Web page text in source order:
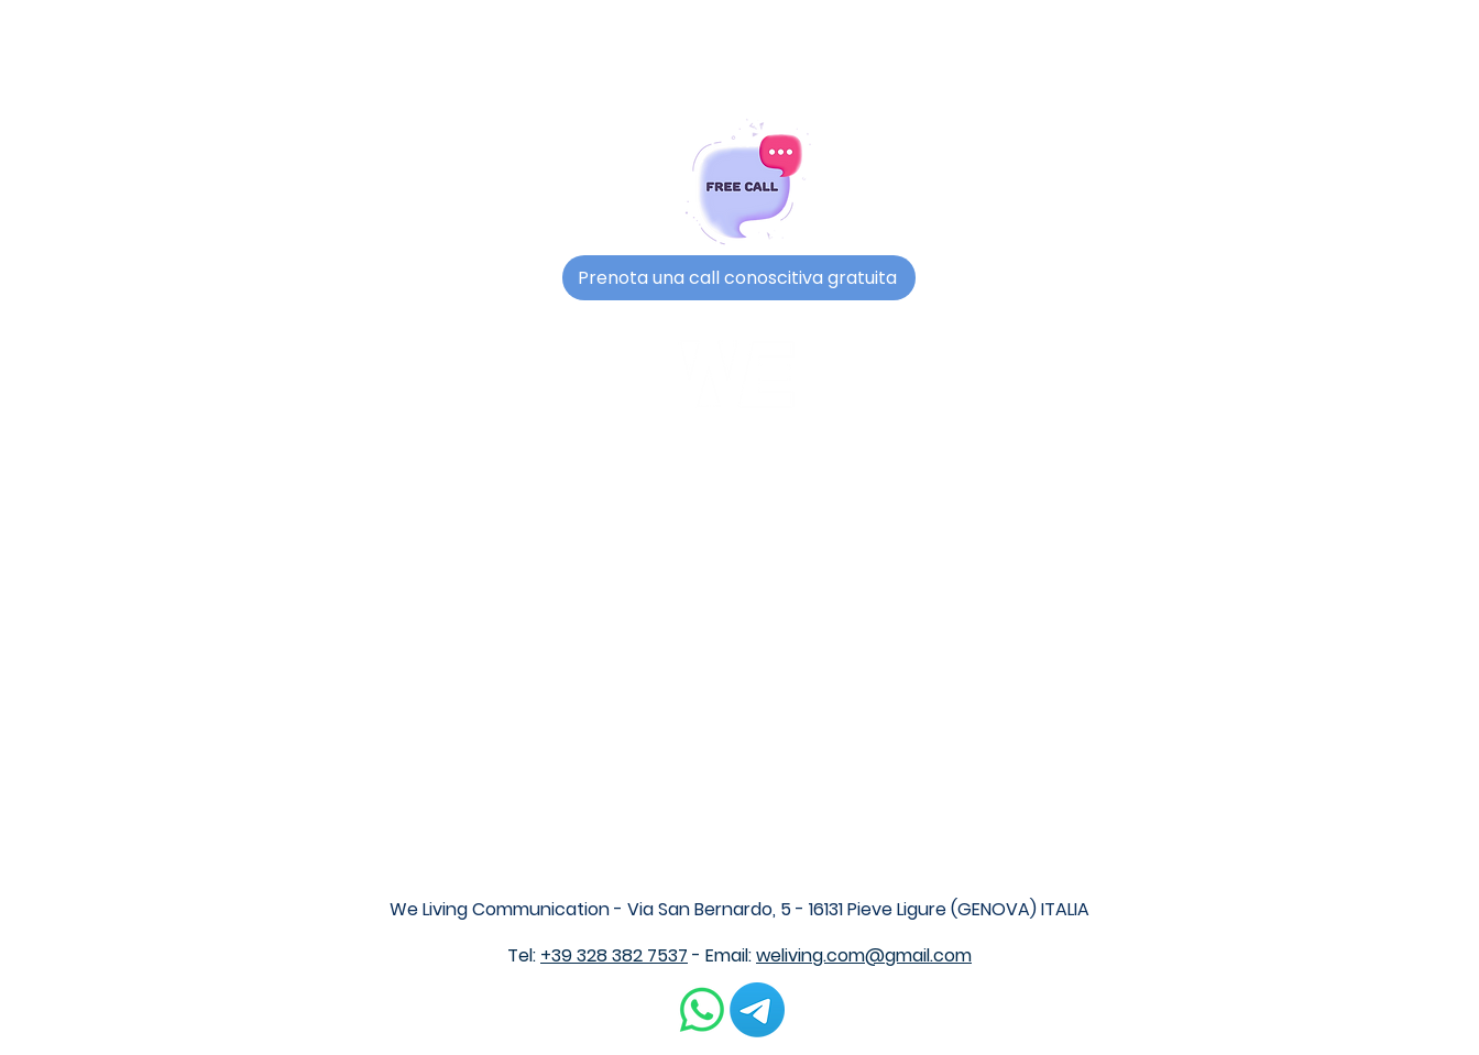
Prenota una call conoscitiva gratuita
We Living Communication - Via San Bernardo, 5 - 16131 Pieve Ligure (GENOVA) ITALIA
Tel: +39 328 382 7537 - Email:weliving.com@gmail.com